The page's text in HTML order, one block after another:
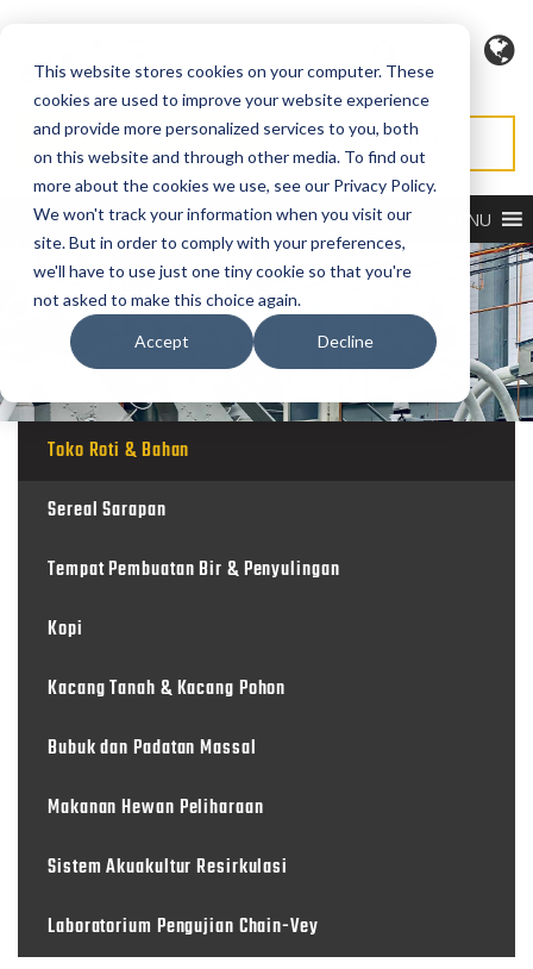
This website stores cookies on your computer. These
cookies are used to improve your website experience
and provide more personalized services to you, both
on this website and through other media. To find out
more about the cookies we use, see our Privacy Policy.
We won't track your information when you visit our
site. But in order to comply with your preferences,
we'll have to use just one tiny cookie so that you're
not asked to make this choice again.
Accept Decline
MINTA PENAWARAN MEMINTA LAYANAN
MENU
Toko Roti & Bahan
Sereal Sarapan
Tempat Pembuatan Bir & Penyulingan
Kopi
Kacang Tanah & Kacang Pohon
Bubuk dan Padatan Massal
Makanan Hewan Peliharaan
Sistem Akuakultur Resirkulasi
Laboratorium Pengujian Chain-Vey